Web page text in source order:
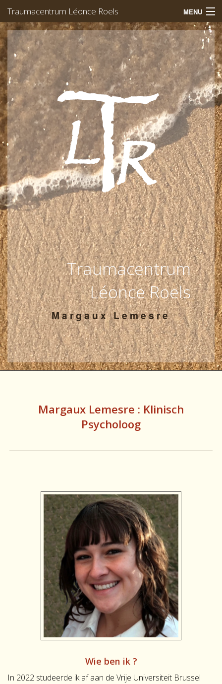
Traumacentrum Léonce Roels MENU
Welkom
Trauma
EMDR
Yoga
Werking
Team
Afspraak
Léonce Roels
Vacatures
Contact
Teamzone
Traumacentrum
Léonce Roels
Margaux Lemesre
Margaux Lemesre : Klinisch
Psycholoog
Wie ben ik ?
In 2022 studeerde ik af aan de Vrije Universiteit Brussel